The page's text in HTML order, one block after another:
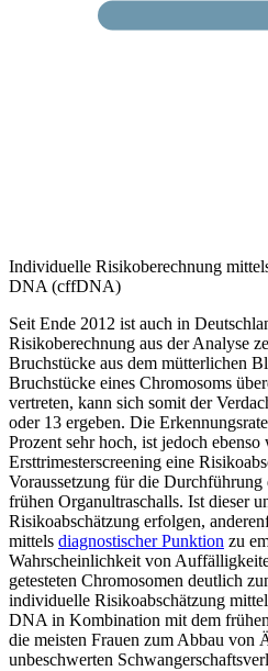
Individuelle Risikoberechnung
DNA (cffDNA)
Seit Ende 2012 ist auch in
Risikoberechnung aus der Analyse
Bruchstücke aus dem mütterlichen
Bruchstücke eines Chromosoms
vertreten, kann sich somit der
oder 13 ergeben. Die
Prozent sehr hoch, ist jedoch ebenso
Ersttrimesterscreening eine
Voraussetzung für die
frühen Organultraschalls. Ist dieser
Risikoabschätzung erfolgen,
mittels diagnostischer Punktion zu
Wahrscheinlichkeit von
getesteten Chromosomen deutlich
individuelle Risikoabschätzung
DNA in Kombination mit dem
die meisten Frauen zum Abbau von
unbeschwerten